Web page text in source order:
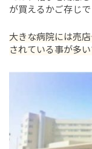
が買えるかご存じ
大きな病院には売
されている事が多い